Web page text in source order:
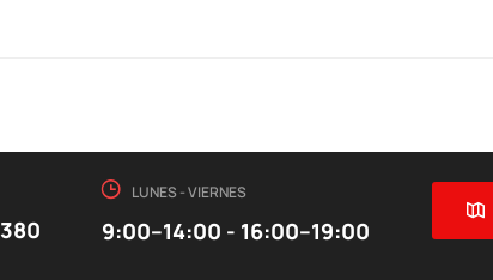
LUNES - VIERNES
9:00–14:00 - 16:00–19:00